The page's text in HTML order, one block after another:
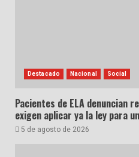
Destacado Nacional Social
Pacientes de ELA denuncian
exigen aplicar ya la ley para
5 de agosto de 2026